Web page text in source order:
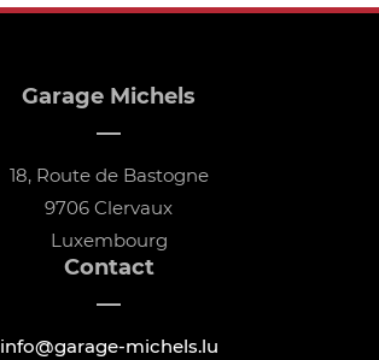
Garage Michels
18, Route de Bastogne
9706 Clervaux
Luxembourg
Contact
info@garage-michels.lu